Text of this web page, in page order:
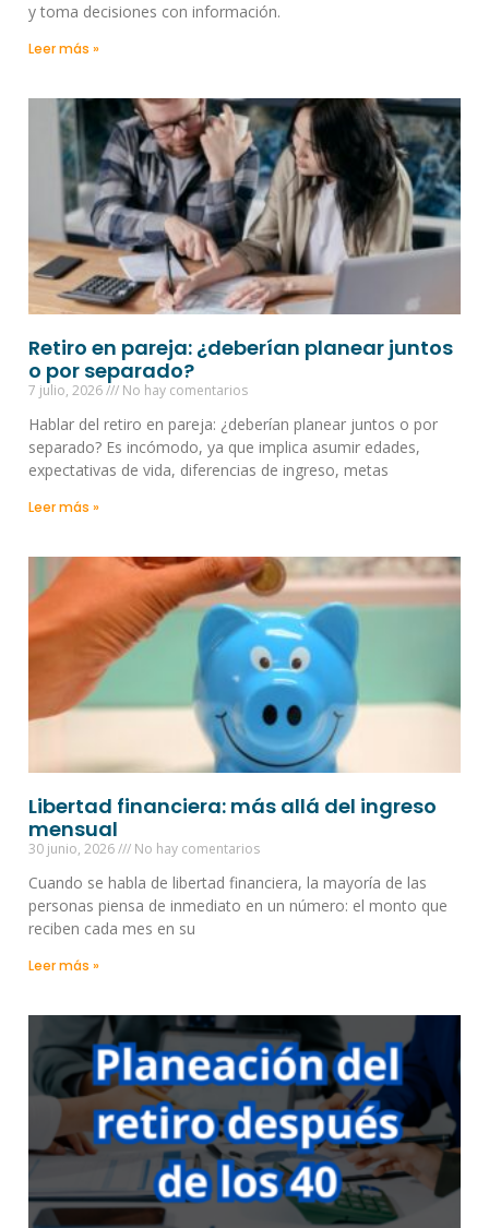
y toma decisiones con información.
Leer más »
Retiro en pareja: ¿deberían planear juntos
o por separado?
7 julio, 2026 No hay comentarios
Hablar del retiro en pareja: ¿deberían planear juntos o por
separado? Es incómodo, ya que implica asumir edades,
expectativas de vida, diferencias de ingreso, metas
Leer más »
Libertad financiera: más allá del ingreso
mensual
30 junio, 2026 No hay comentarios
Cuando se habla de libertad financiera, la mayoría de las
personas piensa de inmediato en un número: el monto que
reciben cada mes en su
Leer más »